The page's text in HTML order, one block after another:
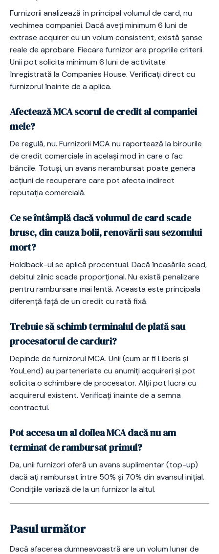
Furnizorii analizează în principal volumul de card, nu
vechimea companiei. Dacă aveți minimum 6 luni de
extrase acquirer cu un volum consistent, există șanse
reale de aprobare. Fiecare furnizor are propriile criterii.
Unii pot solicita minimum 6 luni de activitate
înregistrată la Companies House. Verificați direct cu
furnizorul înainte de a aplica.
Afectează MCA scorul de credit al companiei
mele?
De regulă, nu. Furnizorii MCA nu raportează la birourile
de credit comerciale în același mod în care o fac
băncile. Totuși, un avans nerambursat poate genera
acțiuni de recuperare care pot afecta indirect
reputația comercială.
Ce se întâmplă dacă volumul de card scade
brusc, din cauza bolii, renovării sau sezonului
mort?
Holdback-ul se aplică procentual. Dacă încasările scad,
debitul zilnic scade proporțional. Nu există penalizare
pentru rambursare mai lentă. Aceasta este principala
diferență față de un credit cu rată fixă.
Trebuie să schimb terminalul de plată sau
procesatorul de carduri?
Depinde de furnizorul MCA. Unii (cum ar fi Liberis și
YouLend) au parteneriate cu anumiți acquireri și pot
solicita o schimbare de procesator. Alții pot lucra cu
acquirerul existent. Verificați înainte de a semna
contractul.
Pot accesa un al doilea MCA dacă nu am
terminat de rambursat primul?
Da, unii furnizori oferă un avans suplimentar (top-up)
dacă ați rambursat între 50% și 70% din avansul inițial.
Condițiile variază de la un furnizor la altul.
Pasul următor
Dacă afacerea dumneavoastră are un volum lunar de